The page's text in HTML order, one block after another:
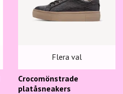
Flera val
Crocomönstrade
platåsneakers